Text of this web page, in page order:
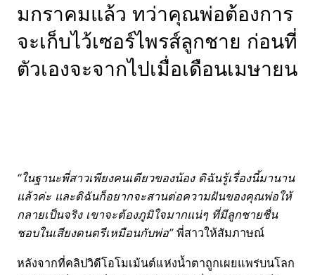
มกราคมแล้ว ทว่าคุณพ่อต้องการ
จะเก็บไว้เซอร์ไพรส์ลูกชาย ก่อนที่
ตัวเองจะจากไปเมื่อเดือนเมษายน
“ในฐานะพี่สาวเพียงคนเดียวของน้อง ดิฉันรู้เรื่องนี้มานาน
แล้วค่ะ และดิฉันก็อยากจะสานต่อความฝันของคุณพ่อให้
กลายเป็นจริง เขาจะต้องภูมิใจมากแน่ๆ ที่มีลูกชายชื่น
ชอบในเสียงดนตรีเหมือนกับพ่อ”พี่สาวให้สัมภาษณ์
หลังจากที่คลิปวิดีโอโมเม้นต์แห่งน้ำตาถูกเผยแพร่บนโลก